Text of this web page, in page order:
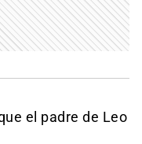
el padre de Leo